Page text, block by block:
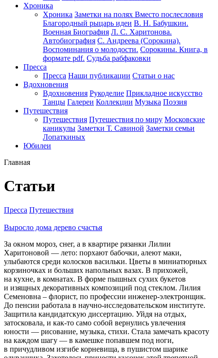
Хроника
Хроника Заметки на полях Вместо послесловия
Благородный рыцарь идеи В. Н. Бабушкин.
Военная Биография Л. С. Харитонова.
Автобиография С. Андреева (Сорокина).
Воспоминания о молодости. Сорокины. Книга, в
формате pdf. Судьба рабфаковки
Пресса
Пресса Наши публикации Статьи о нас
Вдохновения
Вдохновения Рукоделие Прикладное искусство
Танцы Галереи Коллекции Музыка Поэзия
Путешествия
Путешествия Путешествия по миру Московские
каникулы Заметки Т. Савиной Заметки семьи
Лопаткиных
Юбилеи
Главная
Статьи
Пресса Путешествия
Выросло дома дерево счастья
За окном мороз, снег, а в квартире рязанки Лилии
Харитоновой — лето: порхают бабочки, алеют маки,
улыбаются среди колосков васильки. Цветы в миниатюрных
корзиночках и больших напольных вазах. В прихожей,
на кухне, в комнатах. В форме пышных сухих букетов
и изящных декоративных композиций под стеклом. Лилия
Семеновна – флорист, по профессии инженер-электронщик.
До пенсии работала в научно-исследовательском институте.
Защитила кандидатскую диссертацию. Уйдя на отдых,
затосковала, и как-то само собой вернулись увлечения
юности — рисование, музыка, стихи. Стала замечать красоту
на каждом шагу — в камешке попавшем под ноги,
в причудливом изгибе корневища, в пушистом шарике